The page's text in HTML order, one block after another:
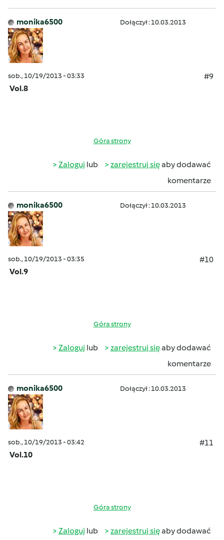
monika6500 Dołączył : 10.03.2013
sob., 10/19/2013 - 03:33
#9
Vol.8
Góra strony
Zaloguj lub zarejestruj sięaby dodawać
komentarze
monika6500 Dołączył : 10.03.2013
sob., 10/19/2013 - 03:35
#10
Vol.9
Góra strony
Zaloguj lub zarejestruj sięaby dodawać
komentarze
monika6500 Dołączył : 10.03.2013
sob., 10/19/2013 - 03:42
#11
Vol.10
Góra strony
Zaloguj lub zarejestruj sięaby dodawać